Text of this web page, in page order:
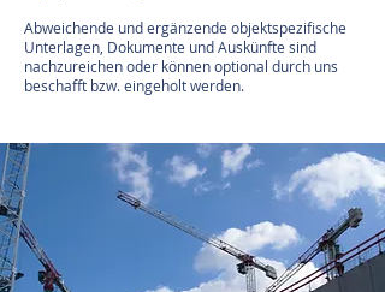
Abweichende und ergänzende objektspezifische
Unterlagen, Dokumente und Auskünfte sind
nachzureichen oder können optional durch uns
beschafft bzw. eingeholt werden.